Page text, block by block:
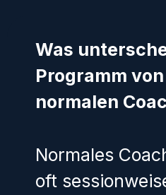
Was
Programm
normalen
Normales
oft